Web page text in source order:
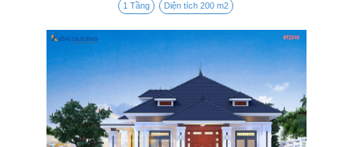
1 Tầng Diện tích 200 m2